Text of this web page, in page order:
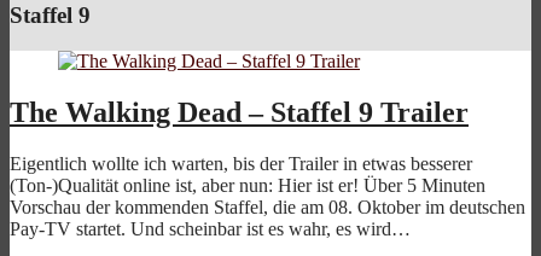
Staffel 9
The Walking Dead – Staffel 9 Trailer
Eigentlich wollte ich warten, bis der Trailer in etwas besserer
(Ton-)Qualität online ist, aber nun: Hier ist er! Über 5 Minuten
Vorschau der kommenden Staffel, die am 08. Oktober im deutschen
Pay-TV startet. Und scheinbar ist es wahr, es wird…